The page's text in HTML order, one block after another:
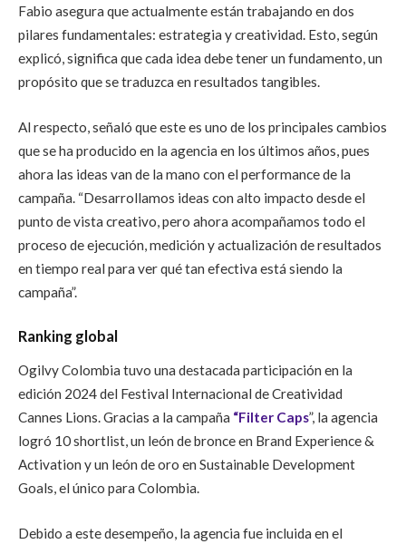
Fabio asegura que actualmente están trabajando en dos
pilares fundamentales: estrategia y creatividad. Esto, según
explicó, significa que cada idea debe tener un fundamento, un
propósito que se traduzca en resultados tangibles.
Al respecto, señaló que este es uno de los principales cambios
que se ha producido en la agencia en los últimos años, pues
ahora las ideas van de la mano con el performance de la
campaña. “Desarrollamos ideas con alto impacto desde el
punto de vista creativo, pero ahora acompañamos todo el
proceso de ejecución, medición y actualización de resultados
en tiempo real para ver qué tan efectiva está siendo la
campaña”.
Ranking global
Ogilvy Colombia tuvo una destacada participación en la
edición 2024 del Festival Internacional de Creatividad
Cannes Lions. Gracias a la campaña “Filter Caps”, la agencia
logró 10 shortlist, un león de bronce en Brand Experience &
Activation y un león de oro en Sustainable Development
Goals, el único para Colombia.
Debido a este desempeño, la agencia fue incluida en el